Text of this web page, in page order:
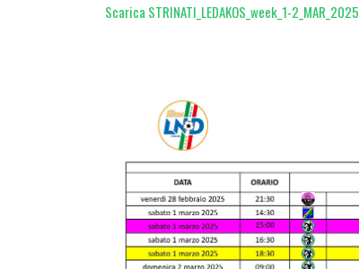
Scarica STRINATI_LEDAKOS_week_1-2_MAR_2025